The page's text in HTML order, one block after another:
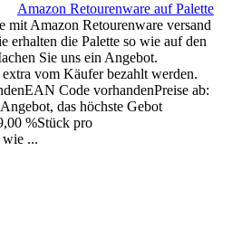
Amazon Retourenware auf Palette
mit Amazon Retourenware versand
erhalten die Palette so wie auf den
Sie uns ein Angebot.
extra vom Käufer bezahlt werden.
Code vorhandenPreise ab:
das höchste Gebot
%Stück pro
wie ...